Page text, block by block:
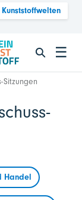
Kunststoffwelten
☰
Sitzungen
Handel